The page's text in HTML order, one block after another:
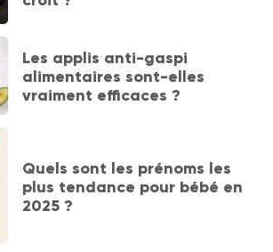
Les applis anti-gaspi
alimentaires sont-elles
vraiment efficaces ?
Quels sont les prénoms les
plus tendance pour bébé en
2025 ?